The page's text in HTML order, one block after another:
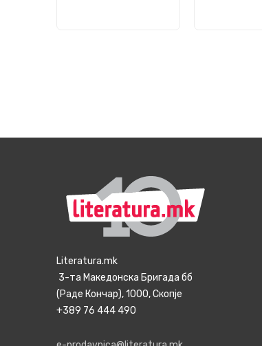
Literatura.mk
3-та Македонска Бригада бб
(Раде Кончар), 1000, Скопје
+389 76 444 490